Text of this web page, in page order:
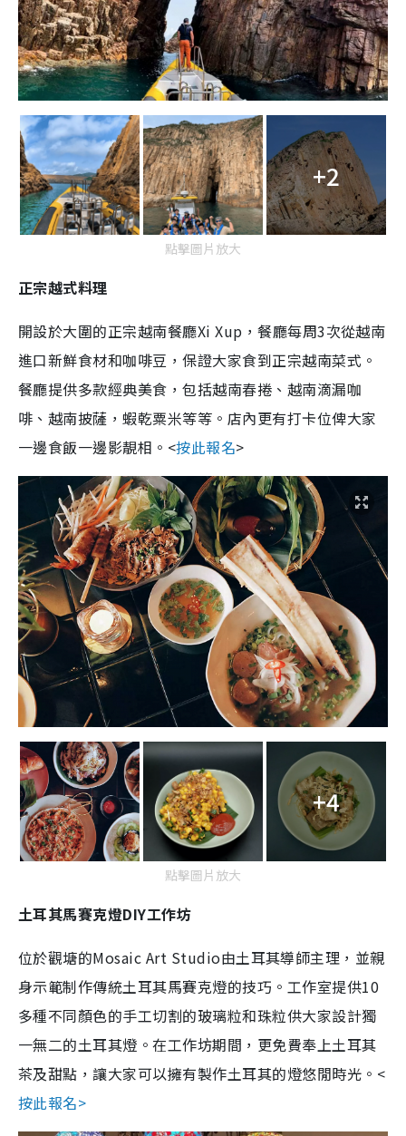
+2
點擊圖片放大
正宗越式料理
開設於大圍的正宗越南餐廳Xi Xup，餐廳每周3次從越南
進口新鮮食材和咖啡豆，保證大家食到正宗越南菜式。
餐廳提供多款經典美食，包括越南春捲、越南滴漏咖
啡、越南披薩，蝦乾粟米等等。店內更有打卡位俾大家
一邊食飯一邊影靚相。<按此報名>
+4
點擊圖片放大
土耳其馬賽克燈DIY工作坊
位於觀塘的Mosaic Art Studio由土耳其導師主理，並親
身示範制作傳統土耳其馬賽克燈的技巧。工作室提供10
多種不同顏色的手工切割的玻璃粒和珠粒供大家設計獨
一無二的土耳其燈。在工作坊期間，更免費奉上土耳其
茶及甜點，讓大家可以擁有製作土耳其的燈悠閒時光。<
按此報名>